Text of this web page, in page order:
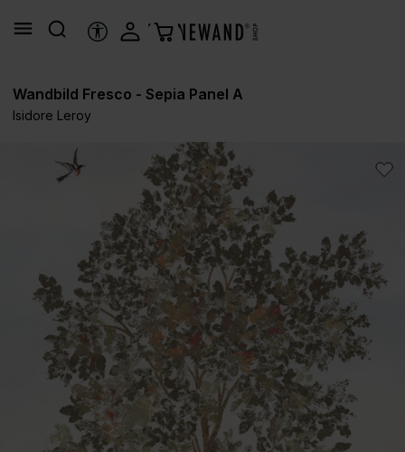
springen
HILFSTOOLS
Bildergalerie überspringen
Wandbild Fresco - Sepia Panel A
Isidore Leroy